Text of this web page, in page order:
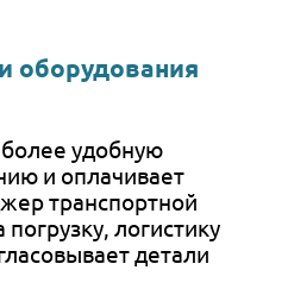
оборудования
удобную
и оплачивает
транспортной
логистику
детали